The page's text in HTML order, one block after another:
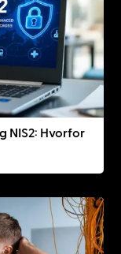
NIS2: Hvorfor